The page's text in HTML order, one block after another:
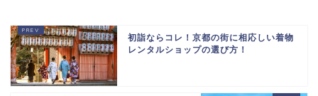
初詣ならコレ！京都の街に相応しい着物
レンタルショップの選び方！